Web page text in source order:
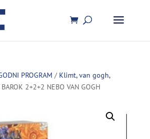
PROGRAM / Klimt, van gogh,
2+2+2 NEBO VAN GOGH